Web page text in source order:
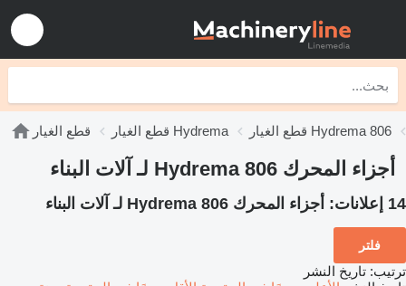
قطع الغيار قطع الغيار Hydrema قطع الغيار Hydrema 806
أجزاء المحرك Hydrema 806 لـ آلات البناء
14 إعلانات: أجزاء المحرك Hydrema 806 لـ آلات البناء
فلتر
ترتيب: تاريخ النشر